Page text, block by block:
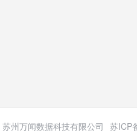
苏州万闻数据科技有限公司 苏ICP